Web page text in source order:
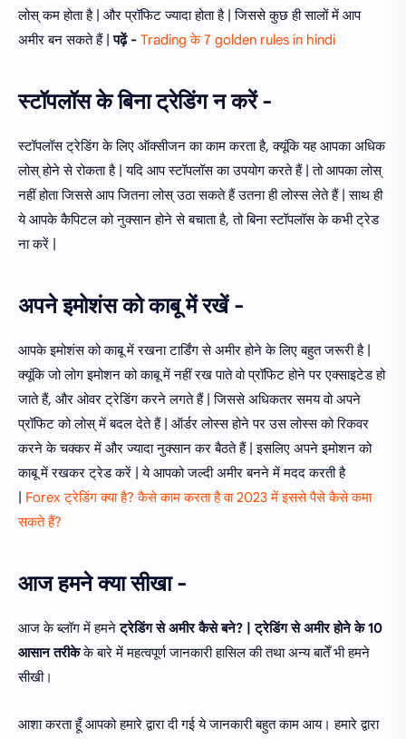
लोस् कम होता है | और प्रॉफिट ज्यादा होता है | जिससे कुछ ही सालों में आप
अमीर बन सकते हैं |पढ़ें - Trading के 7 golden rules in hindi
स्टॉपलॉस के बिना ट्रेडिंग न करें -
स्टॉपलॉस ट्रेडिंग के लिए ऑक्सीजन का काम करता है, क्यूंकि यह आपका अधिक
लोस् होने से रोकता है | यदि आप स्टॉपलॉस का उपयोग करते हैं | तो आपका लोस्
नहीं होता जिससे आप जितना लोस् उठा सकते हैं उतना ही लोस्स लेते हैं | साथ ही
ये आपके कैपिटल को नुक्सान होने से बचाता है, तो बिना स्टॉपलॉस के कभी ट्रेड
ना करें |
अपने इमोशंस को काबू में रखें -
आपके इमोशंस को काबू में रखना टार्डिंग से अमीर होने के लिए बहुत जरूरी है |
क्यूंकि जो लोग इमोशन को काबू में नहीं रख पाते वो प्रॉफिट होने पर एक्साइटेड हो
जाते हैं, और ओवर ट्रेडिंग करने लगते हैं | जिससे अधिकतर समय वो अपने
प्रॉफिट को लोस् में बदल देते हैं | ऑर्डर लोस्स होने पर उस लोस्स को रिकवर
करने के चक्कर में और ज्यादा नुक्सान कर बैठते हैं | इसलिए अपने इमोशन को
काबू में रखकर ट्रेड करें | ये आपको जल्दी अमीर बनने में मदद करती है
Forex ट्रेडिंग क्या है? कैसे काम करता है वा 2023 में इससे पैसे कैसे कमा
सकते हैं?
आज हमने क्या सीखा -
आज के ब्लॉग में हमनेट्रेडिंग से अमीर कैसे बने? | ट्रेडिंग से अमीर होने के 10
आसान तरीकेके बारे में महत्वपूर्ण जानकारी हासिल की तथा अन्य बातेँ भी हमने
सीखी।
आशा करता हूँ आपको हमारे द्वारा दी गई ये जानकारी बहुत काम आय। हमारे द्वारा